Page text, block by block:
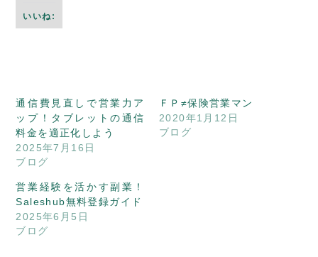
いいね:
通信費見直しで営業力ア
ップ！タブレットの通信
料金を適正化しよう
2025年7月16日
ブログ
ＦＰ≠保険営業マン
2020年1月12日
ブログ
営業経験を活かす副業！
Saleshub無料登録ガイド
2025年6月5日
ブログ